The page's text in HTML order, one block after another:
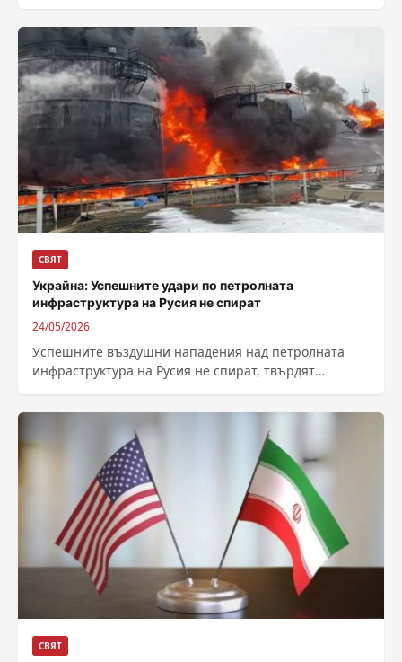
СВЯТ
Украйна: Успешните удари по петролната
инфраструктура на Русия не спират
24/05/2026
Успешните въздушни нападения над петролната
инфраструктура на Русия не спират, твърдят
изминалата нощ са...
СВЯТ